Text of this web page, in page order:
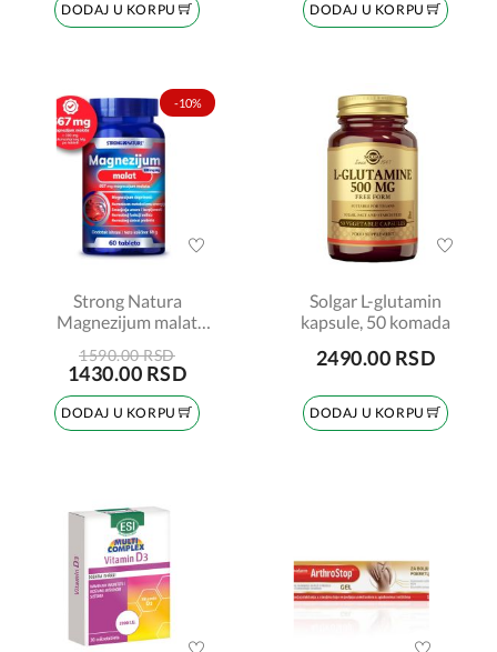
DODAJ U KORPU DODAJ U KORPU
-10%
Strong Natura
Magnezijum malat
1590.00 RSD
1430.00 RSD
DODAJ U KORPU
Solgar L-glutamin
kapsule, 50 komada
2490.00 RSD
DODAJ U KORPU